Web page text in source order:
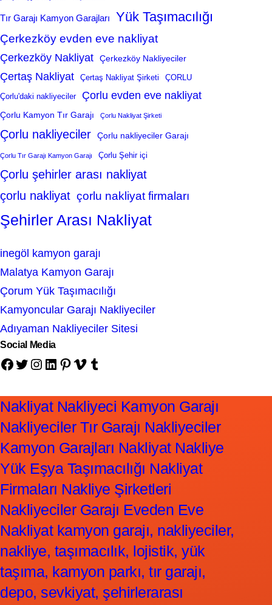
Tır Garajı Kamyon Garajları Yük Taşımacılığı
Çerkezköy evden eve nakliyat
Çerkezköy Nakliyat Çerkezköy Nakliyeciler
Çertaş Nakliyat Çertaş Nakliyat Şirketi ÇORLU
Çorlu'daki nakliyeciler Çorlu evden eve nakliyat
Çorlu Kamyon Tır Garajı Çorlu Nakliyat Şirketi
Çorlu nakliyeciler Çorlu nakliyeciler Garajı
Çorlu Tır Garajı Kamyon Garajı Çorlu Şehir içi
Çorlu şehirler arası nakliyat
çorlu nakliyat çorlu nakliyat firmaları
Şehirler Arası Nakliyat
inegöl kamyon garajı
Malatya Kamyon Garajı
Çorum Yük Taşımacılığı
Kamyoncular Garajı Nakliyeciler
Adıyaman Nakliyeciler Sitesi
Social Media
Facebook Twitter Instagram LinkedIn Pinterest Vimeo Tumblr
Nakliyat Nakliyeci Kamyon Garajı
Nakliyeciler Tır Garajı Nakliyeciler
Kamyon Garajları Nakliyat Nakliye
Yük Eşya Taşımacılığı Nakliyat
Firmaları Nakliye Şirketleri
Nakliyeciler Garajı Eveden Eve
Nakliyat kamyon garajı, nakliyeciler,
nakliye, taşımacılık, lojistik, yük
taşıma, kamyon parkı, tır garajı,
depo, sevkiyat, şehirlerarası